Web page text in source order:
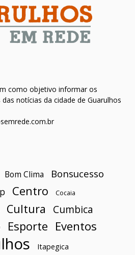
como objetivo informar os
notícias da cidade de Guarulhos
Bom Clima Bonsucesso
Centro Cocaia
Cultura Cumbica
Esporte Eventos
Itapegica